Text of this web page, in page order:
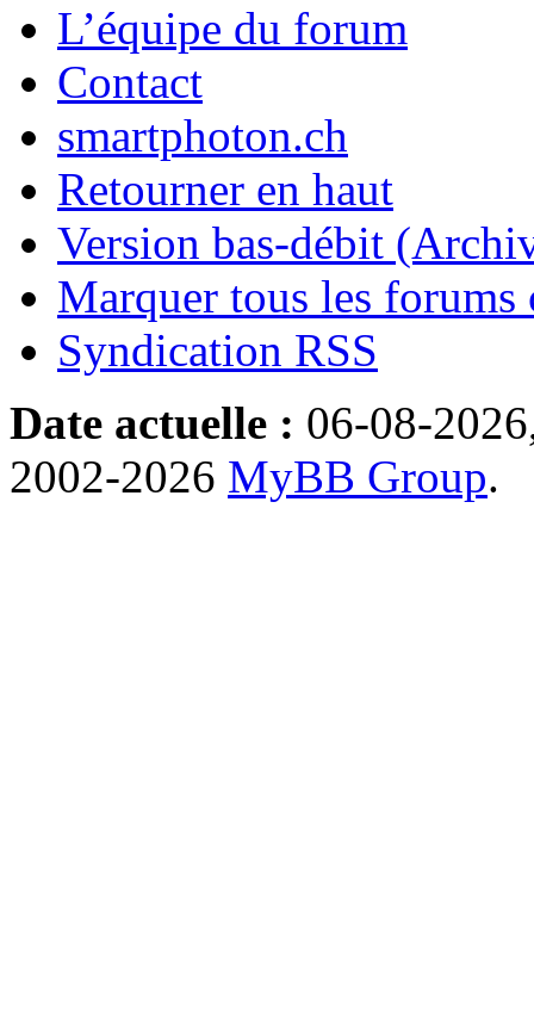
L’équipe du forum
Contact
smartphoton.ch
Retourner en haut
Version bas-débit
Marquer tous les forums
Syndication RSS
Date actuelle : 06-08-
2002-2026 MyBB Group.